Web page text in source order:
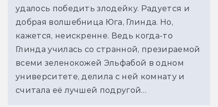
удалось победить злодейку. Радуется и
добрая волшебница Юга, Глинда. Но,
кажется, неискренне. Ведь когда-то
Глинда училась со странной, презираемой
всеми зеленокожей Эльфабой в одном
университете, делила с ней комнату и
считала её лучшей подругой…